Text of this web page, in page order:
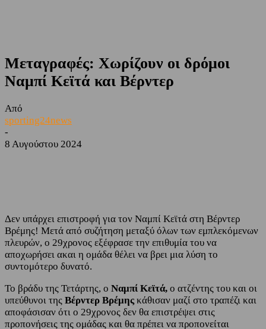
Μεταγραφές: Χωρίζουν οι δρόμοι
Ναμπί Κεϊτά και Βέρντερ
Από
sporting24news
-
8 Αυγούστου 2024
Δεν υπάρχει επιστροφή για τον Ναμπί Κεϊτά στη Βέρντερ
Βρέμης! Μετά από συζήτηση μεταξύ όλων των εμπλεκόμενων
πλευρών, ο 29χρονος εξέφρασε την επιθυμία του να
αποχωρήσει ακαι η ομάδα θέλει να βρει μια λύση το
συντομότερο δυνατό.
Το βράδυ της Τετάρτης, ο Ναμπί Κεϊτά, ο ατζέντης του και οι
υπεύθυνοι της Βέρντερ Βρέμης κάθισαν μαζί στο τραπέζι και
αποφάσισαν ότι ο 29χρονος δεν θα επιστρέψει στις
προπονήσεις της ομάδας και θα πρέπει να προπονείται